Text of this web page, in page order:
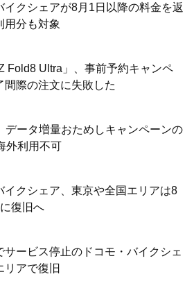
イクシェアが8月1日以降の料金を返
用分も対象
Fold8 Ultra」、事前予約キャンペ
間際の注文に失敗した
データ増量おためしキャンペーンの
外利用不可
イクシェア、東京や全国エリアは8
復旧へ
サービス停止のドコモ・バイクシェ
リアで復旧